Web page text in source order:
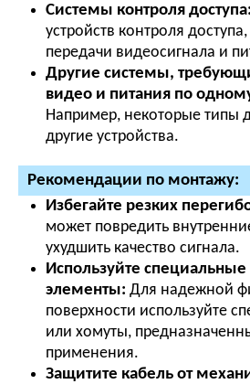
Системы контроля доступа:
устройств контроля
передачи видеосигнала и
Другие системы,
видео и питания по
Например, некоторые типы
другие устройства.
Рекомендации по монтажу:
Избегайте резких
может повредить
ухудшить качество сигнала.
Используйте
элементы: Для надежной
поверхности используйте
или хомуты,
применения.
Защитите кабель от